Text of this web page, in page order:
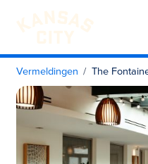
Bezoek KC
Ga naar inhoud
Vermeldingen The